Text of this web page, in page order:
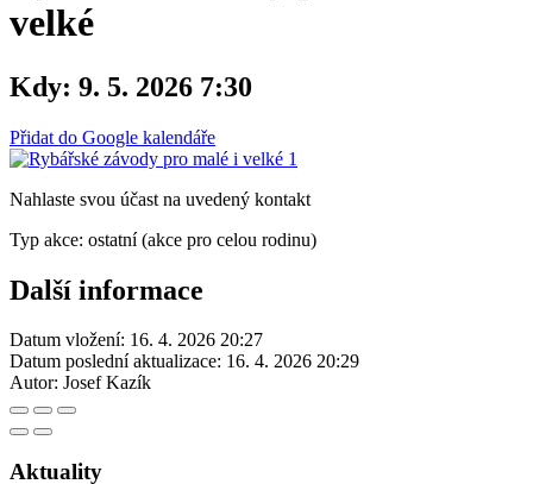
velké
Kdy: 9. 5. 2026 7:30
Přidat do Google kalendáře
Nahlaste svou účast na uvedený kontakt
Typ akce: ostatní (akce pro celou rodinu)
Další informace
Datum vložení: 16. 4. 2026 20:27
Datum poslední aktualizace: 16. 4. 2026 20:29
Autor: Josef Kazík
Aktuality